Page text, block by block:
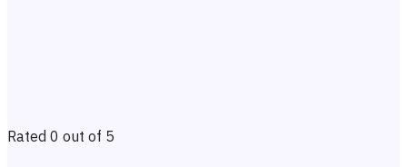
Rated 0 out of 5